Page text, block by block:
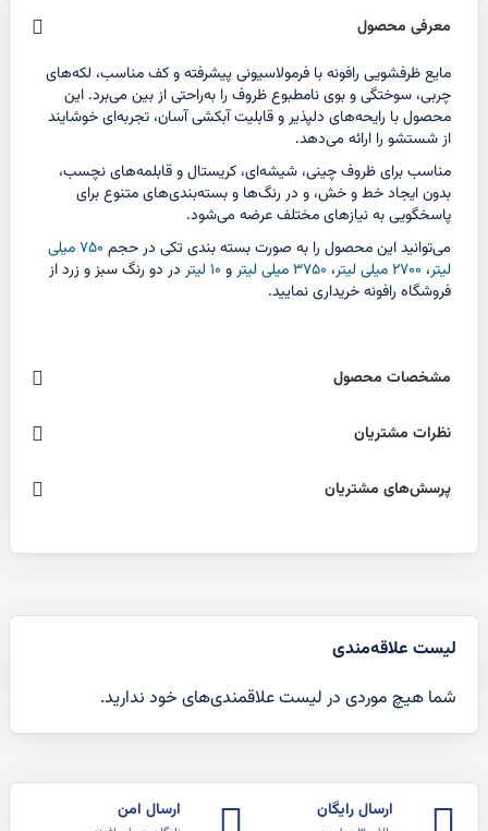
معرفی محصول
مایع ظرفشویی رافونه با فرمولاسیونی پیشرفته و کف مناسب، لکه‌های
چربی، سوختگی و بوی نامطبوع ظروف را به‌راحتی از بین می‌برد. این
محصول با رایحه‌های دلپذیر و قابلیت آبکشی آسان، تجربه‌ای خوشایند
از شستشو را ارائه می‌دهد.
مناسب برای ظروف چینی، شیشه‌ای، کریستال و قابلمه‌های نچسب،
بدون ایجاد خط و خش، و در رنگ‌ها و بسته‌بندی‌های متنوع برای
پاسخگویی به نیازهای مختلف عرضه می‌شود.
می‌توانید این محصول را به صورت بسته بندی تکی در حجم
۷۵۰ میلی
لیتر، ، و
در دو رنگ سبز و زرد از
فروشگاه رافونه خریداری نمایید.
مشخصات محصول
نظرات مشتریان
پرسش‌های مشتریان
لیست علاقه‌مندی
شما هیچ موردی در لیست علاقمندی‌های خود ندارید.
ارسال رایگان ارسال امن